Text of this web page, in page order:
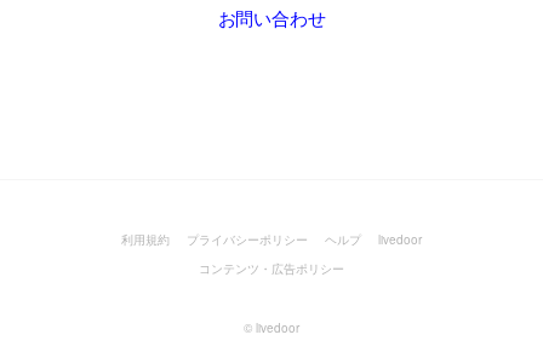
お問い合わせ
利用規約 プライバシーポリシー ヘルプ
livedoor
コンテンツ・広告ポリシー
© livedoor